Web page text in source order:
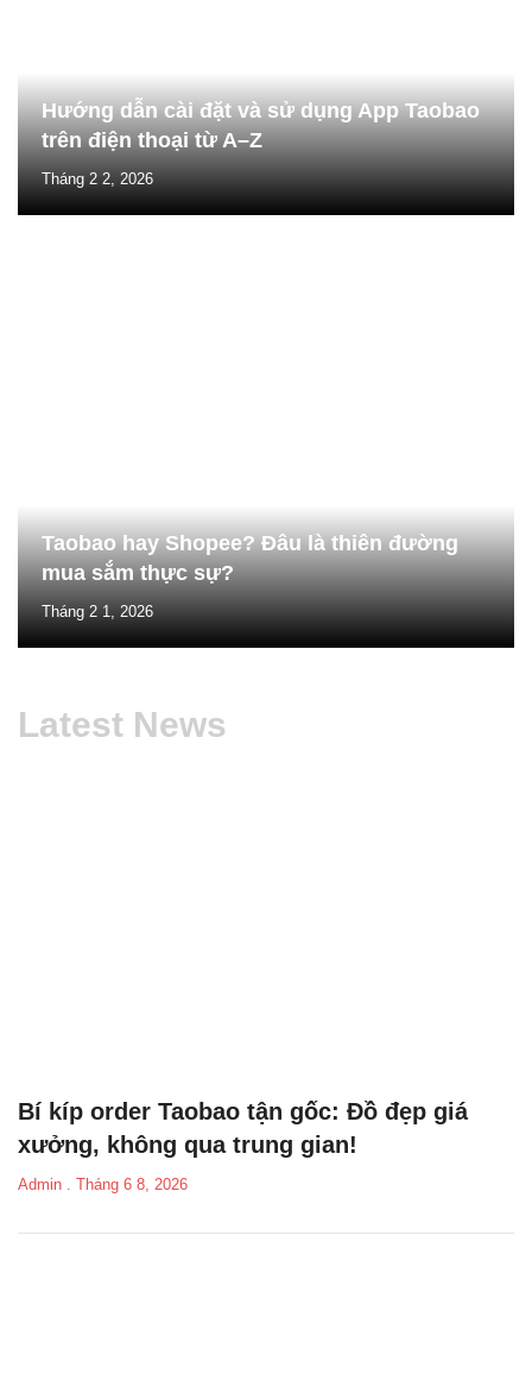
Hướng dẫn cài đặt và sử dụng App Taobao
trên điện thoại từ A–Z
Tháng 2 2, 2026
Taobao hay Shopee? Đâu là thiên đường
mua sắm thực sự?
Tháng 2 1, 2026
Latest News
Bí kíp order Taobao tận gốc: Đồ đẹp giá
xưởng, không qua trung gian!
Admin Tháng 6 8, 2026